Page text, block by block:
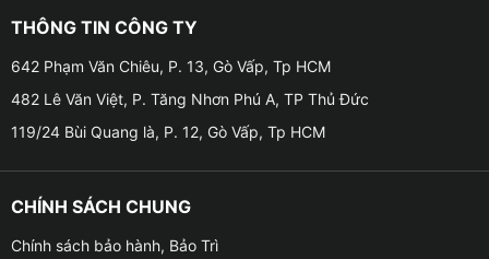
➤ Ứng dụng đa phương tiện:
hành trình di chuyển trở nên thoải mái và thú vị hơn.
THÔNG TIN CÔNG TY
642 Phạm Văn Chiêu, P. 13, Gò Vấp, Tp HCM
482 Lê Văn Việt, P. Tăng Nhơn Phú A, TP Thủ Đức
119/24 Bùi Quang là, P. 12, Gò Vấp, Tp HCM
CHÍNH SÁCH CHUNG
Chính sách bảo hành, Bảo Trì